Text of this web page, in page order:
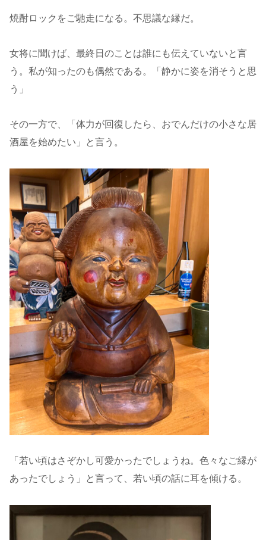
焼酎ロックをご馳走になる。不思議な縁だ。
女将に聞けば、最終日のことは誰にも伝えていないと言
う。私が知ったのも偶然である。「静かに姿を消そうと思
う」
その一方で、「体力が回復したら、おでんだけの小さな居
酒屋を始めたい」と言う。
「若い頃はさぞかし可愛かったでしょうね。色々なご縁が
あったでしょう」と言って、若い頃の話に耳を傾ける。